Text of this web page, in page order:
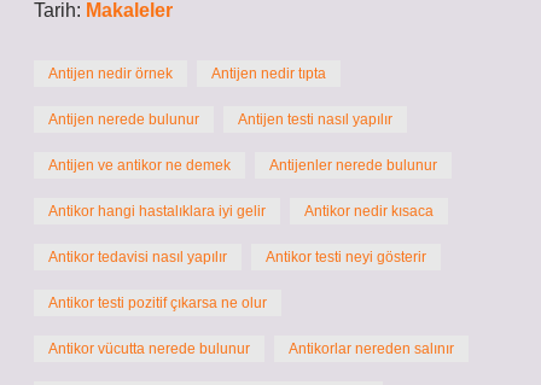
Tarih: Makaleler
Antijen nedir örnek Antijen nedir tıpta
Antijen nerede bulunur Antijen testi nasıl yapılır
Antijen ve antikor ne demek Antijenler nerede bulunur
Antikor hangi hastalıklara iyi gelir Antikor nedir kısaca
Antikor tedavisi nasıl yapılır Antikor testi neyi gösterir
Antikor testi pozitif çıkarsa ne olur
Antikor vücutta nerede bulunur Antikorlar nereden salınır